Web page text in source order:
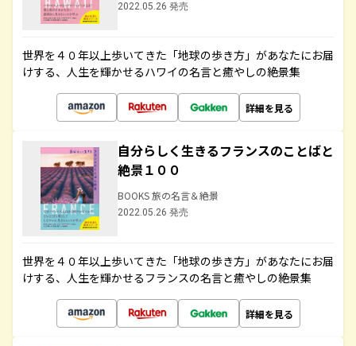
2022.05.26 発売
世界を４０年以上歩いてきた「地球の歩き方」があなたにお届
けする、人生を輝かせるハワイの名言と癒やしの絶景集
詳細を見る
自分らしく生きるフランスのことばと
絶景１００
BOOKS 旅の名言＆絶景
2022.05.26 発売
世界を４０年以上歩いてきた「地球の歩き方」があなたにお届
けする、人生を輝かせるフランスの名言と癒やしの絶景集
詳細を見る